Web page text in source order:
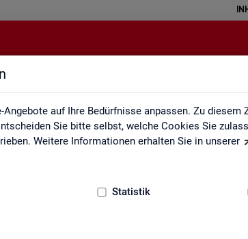
Angebote auf Ihre Bedürfnisse anpassen. Zu diesem
Sie bitte selbst, welche Cookies Sie
Weitere Informationen erhalten Sie in unserer
Statistik
Statistik erklärt